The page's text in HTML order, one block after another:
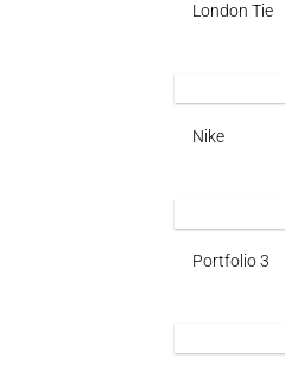
London Tie
Nike
Portfolio 3